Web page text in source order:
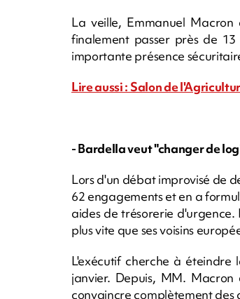
La veille, Emmanuel
finalement passer près de
importante présence
Lire aussi : Salon de
- Bardella veut "changer de
Lors d'un débat improvisé de
62 engagements et en a
aides de trésorerie
plus vite que ses voisins
L'exécutif cherche à éteindre
janvier. Depuis, MM.
convaincre complètement